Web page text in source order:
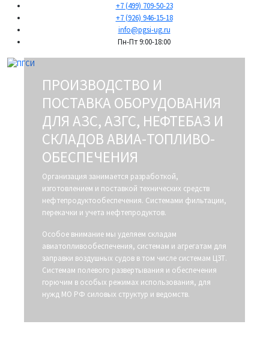
+7 (499) 709-50-23
+7 (926) 946-15-18
info@pgsi-ug.ru
Пн-Пт 9:00-18:00
ПРОИЗВОДСТВО И
ПОСТАВКА ОБОРУДОВАНИЯ
ДЛЯ АЗС, АЗГС, НЕФТЕБАЗ И
СКЛАДОВ АВИА-ТОПЛИВО-
ОБЕСПЕЧЕНИЯ
Организация занимается разработкой,
изготовлением и поставкой технических средств
нефтепродуктообеспечения. Системами фильтации,
перекачки и учета нефтепродуктов.
Особое внимание мы уделяем складам
авиатопливообеспечения, системам и агрегатам для
заправки воздушных судов в том числе системам ЦЗТ.
Системам полевого развертывания и обеспечения
горючим в особых режимах использования, для
нужд МО РФ силовых структур и ведомств.